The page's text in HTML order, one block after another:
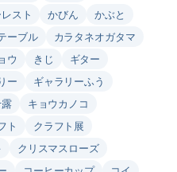
スト かびん
かぶと
ーブル
カラタネオガタマ
ウ きじ
ギター
ー
ギャラリーふう
キョウカノコ
ト
クラフト展
クリスマスローズ